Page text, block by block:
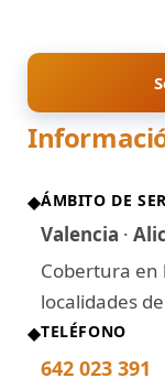
◆ÁMBITO DE
Valencia ·
Cobertura en
localidades
◆TELÉFONO
642 023 391